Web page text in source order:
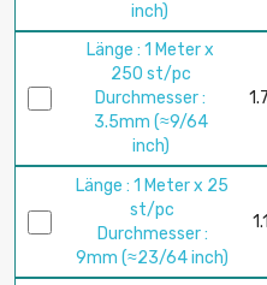
inch)
Länge : 1 Meter x
250 st/pc
Durchmesser :
3.5mm (≈9/64
inch)
Länge : 1 Meter x 25
st/pc
Durchmesser :
9mm (≈23/64 inch)